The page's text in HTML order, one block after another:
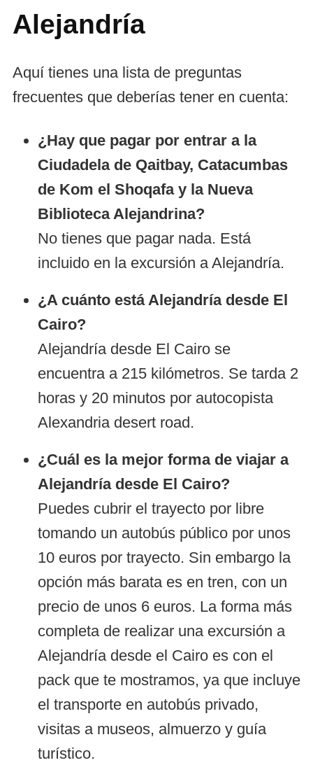
Alejandría
Aquí tienes una lista de preguntas
frecuentes que deberías tener en cuenta:
¿Hay que pagar por entrar a la
Ciudadela de Qaitbay, Catacumbas
de Kom el Shoqafa y la Nueva
Biblioteca Alejandrina?
No tienes que pagar nada. Está
incluido en la excursión a Alejandría.
¿A cuánto está Alejandría desde El
Cairo?
Alejandría desde El Cairo se
encuentra a 215 kilómetros. Se tarda 2
horas y 20 minutos por autocopista
Alexandria desert road.
¿Cuál es la mejor forma de viajar a
Alejandría desde El Cairo?
Puedes cubrir el trayecto por libre
tomando un autobús público por unos
10 euros por trayecto. Sin embargo la
opción más barata es en tren, con un
precio de unos 6 euros. La forma más
completa de realizar una excursión a
Alejandría desde el Cairo es con el
pack que te mostramos, ya que incluye
el transporte en autobús privado,
visitas a museos, almuerzo y guía
turístico.